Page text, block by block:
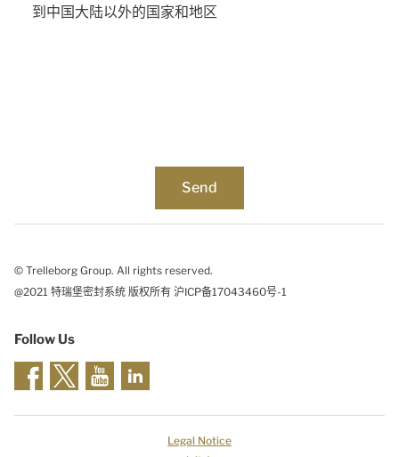
到中国大陆以外的国家和地区
© Trelleborg Group. All rights reserved.
@2021 特瑞堡密封系统 版权所有 沪ICP备17043460号-1
Follow Us
Legal Notice